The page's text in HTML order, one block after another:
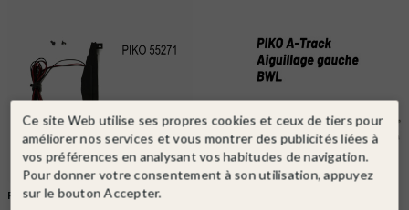
PIKO
Ref. 55271
Ce site Web utilise ses propres cookies et ceux de tiers pour
améliorer nos services et vous montrer des publicités liées à
vos préférences en analysant vos habitudes de navigation.
Pour donner votre consentement à son utilisation, appuyez
sur le bouton Accepter.